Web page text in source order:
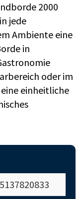
2000
jede
Ambiente eine
in
oder im
einheitliche